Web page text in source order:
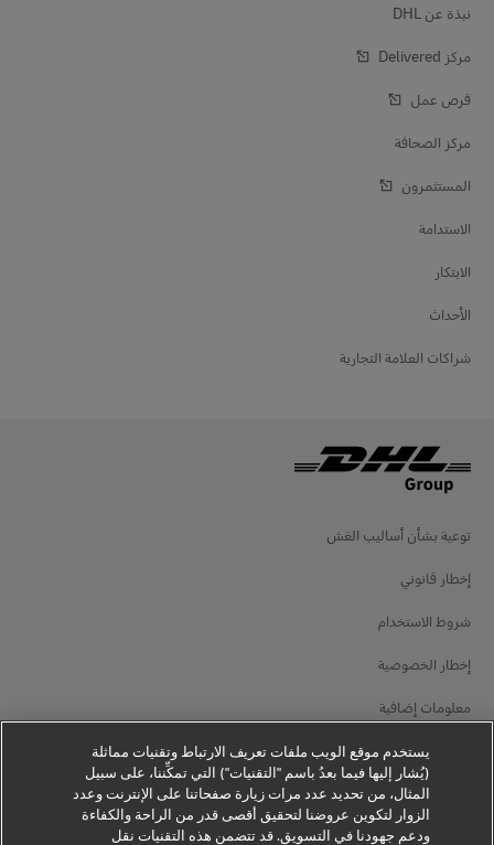
نبذة عن DHL
مركز Delivered‎
فرص عمل
مركز الصحافة
المستثمرون
الاستدامة
الابتكار
الأحداث
شراكات العلامة التجارية
توعية بشأن أساليب الغش
إخطار قانوني
شروط الاستخدام
إخطار الخصوصية
معلومات إضافية
إعدادات ملفات تعريف الارتباط
يستخدم موقع الويب ملفات تعريف الارتباط وتقنيات مماثلة
(يُشار إليها فيما بعدُ باسم "التقنيات") التي تمكِّننا، على سبيل
المثال، من تحديد عدد مرات زيارة صفحاتنا على الإنترنت وعدد
الزوار لتكوين عروضنا لتحقيق أقصى قدر من الراحة والكفاءة
ودعم جهودنا في التسويق. قد تتضمن هذه التقنيات نقل